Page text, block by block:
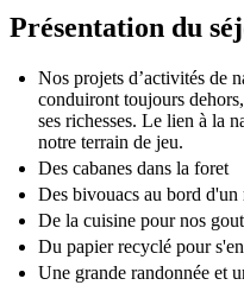
Présentation du
Nos projets d’activités de
conduiront toujours
ses richesses. Le lien à la
notre terrain de jeu.
Des cabanes dans la foret
Des bivouacs au bord d'un
De la cuisine pour nos
Du papier recyclé pour
Une grande randonnée et